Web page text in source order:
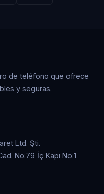
de teléfono que ofrece
y seguras.
Ltd. Şti.
No:79 İç Kapı No:1